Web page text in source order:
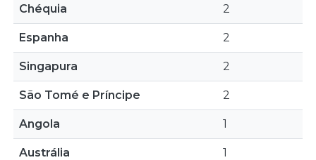
Chéquia 2
Espanha 2
Singapura 2
São Tomé e Príncipe 2
Angola 1
Austrália 1